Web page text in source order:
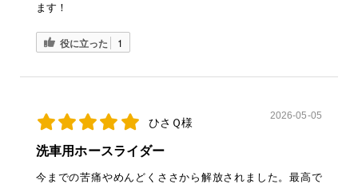
ます！
役に立った 1
ひさＱ様
2026-05-05
洗車用ホースライダー
今までの苦痛やめんどくささから解放されました。最高で